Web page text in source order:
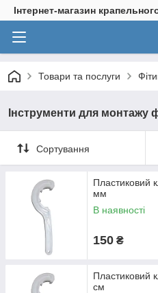
Інтернет-магазин
Товари та послуги
Інструменти для монтажу
Сортування
Пластиковий
мм
В наявності
150 ₴
Пластиковий
см